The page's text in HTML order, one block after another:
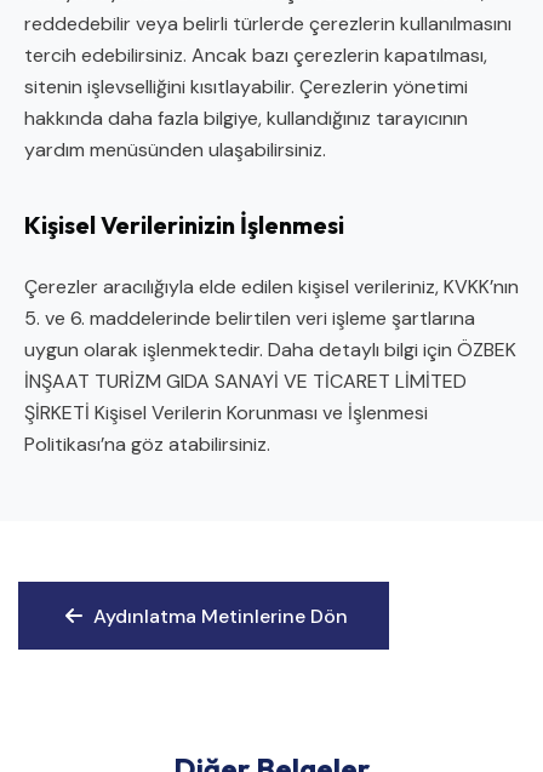
reddedebilir veya belirli türlerde çerezlerin kullanılmasını
tercih edebilirsiniz. Ancak bazı çerezlerin kapatılması,
sitenin işlevselliğini kısıtlayabilir. Çerezlerin yönetimi
hakkında daha fazla bilgiye, kullandığınız tarayıcının
yardım menüsünden ulaşabilirsiniz.
Kişisel Verilerinizin İşlenmesi
Çerezler aracılığıyla elde edilen kişisel verileriniz, KVKK’nın
5. ve 6. maddelerinde belirtilen veri işleme şartlarına
uygun olarak işlenmektedir. Daha detaylı bilgi için ÖZBEK
İNŞAAT TURİZM GIDA SANAYİ VE TİCARET LİMİTED
ŞİRKETİ Kişisel Verilerin Korunması ve İşlenmesi
Politikası’na göz atabilirsiniz.
Aydınlatma Metinlerine Dön
Aydınlatma Metinlerine Dön